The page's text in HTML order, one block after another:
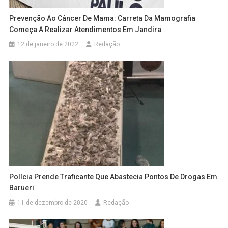
Prevenção Ao Câncer De Mama: Carreta Da Mamografia
Começa A Realizar Atendimentos Em Jandira
12 de janeiro de 2022 Redação
Polícia Prende Traficante Que Abastecia Pontos De Drogas Em
Barueri
11 de dezembro de 2020 Redação